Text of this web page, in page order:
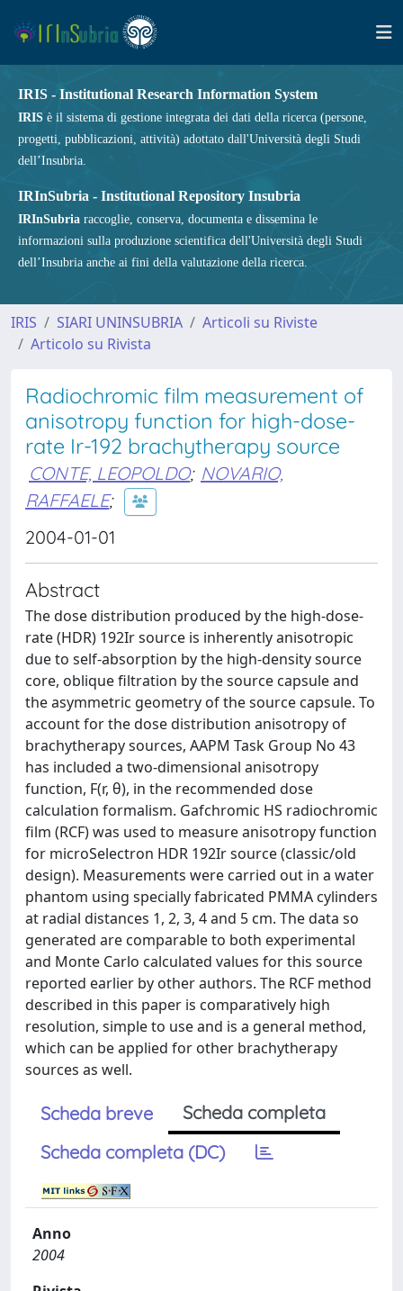
IRIS - Institutional Research Information System
IRIS è il sistema di gestione integrata dei dati della ricerca (persone,
progetti, pubblicazioni, attività) adottato dall'Università degli Studi
dell’Insubria.
IRInSubria - Institutional Repository Insubria
IRInSubria raccoglie, conserva, documenta e dissemina le
informazioni sulla produzione scientifica dell'Università degli Studi
dell’Insubria anche ai fini della valutazione della ricerca.
IRIS SIARI UNINSUBRIA
Articoli su Riviste
Articolo su Rivista
Radiochromic film measurement of
anisotropy function for high-dose-
rate Ir-192 brachytherapy source
CONTE, LEOPOLDO; NOVARIO,
RAFFAELE;
2004-01-01
Abstract
The dose distribution produced by the high-dose-
rate (HDR) 192Ir source is inherently anisotropic
due to self-absorption by the high-density source
core, oblique filtration by the source capsule and
the asymmetric geometry of the source capsule. To
account for the dose distribution anisotropy of
brachytherapy sources, AAPM Task Group No 43
has included a two-dimensional anisotropy
function, F(r, θ), in the recommended dose
calculation formalism. Gafchromic HS radiochromic
film (RCF) was used to measure anisotropy function
for microSelectron HDR 192Ir source (classic/old
design). Measurements were carried out in a water
phantom using specially fabricated PMMA cylinders
at radial distances 1, 2, 3, 4 and 5 cm. The data so
generated are comparable to both experimental
and Monte Carlo calculated values for this source
reported earlier by other authors. The RCF method
described in this paper is comparatively high
resolution, simple to use and is a general method,
which can be applied for other brachytherapy
sources as well.
Scheda breve
Scheda completa
Scheda completa (DC)
Anno
2004